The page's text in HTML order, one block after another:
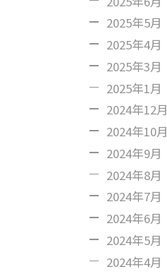
2025年5月
2025年4月
2025年3月
2025年1月
2024年12月
2024年10月
2024年9月
2024年8月
2024年7月
2024年6月
2024年5月
2024年4月